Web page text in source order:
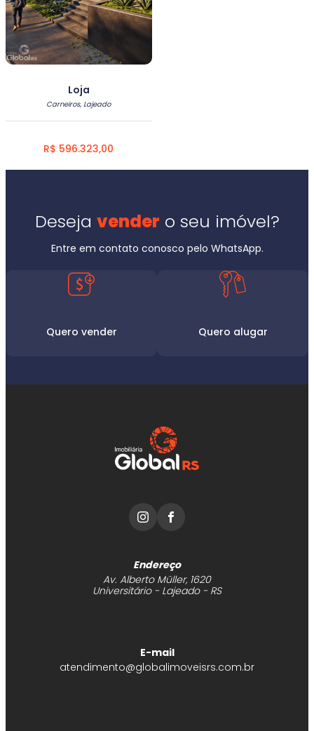
Loja
Carneiros, Lajeado
R$ 596.323,00
Deseja vender o seu imóvel?
Entre em contato conosco pelo WhatsApp.
Quero vender Quero alugar
Endereço
Av. Alberto Müller, 1620
Universitário - Lajeado - RS
E-mail
atendimento@globalimoveisrs.com.br